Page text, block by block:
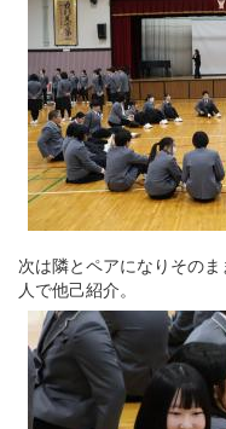
次は隣とペアになりその
人で他己紹介。